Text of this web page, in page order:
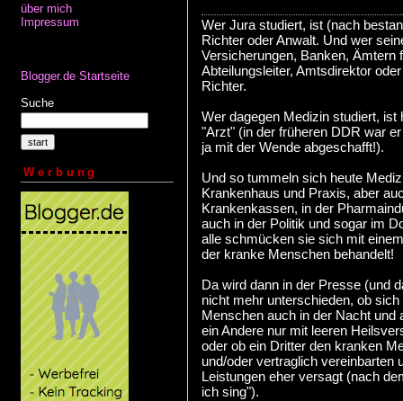
über mich
Impressum
Blogger.de Startseite
Suche
Werbung
Wer Jura studiert, ist (nach
Richter oder Anwalt. Und wer
Versicherungen, Banken, Ämtern
Abteilungsleiter, Amtsdirektor
Richter.
Wer dagegen Medizin studiert,
"Arzt" (in der früheren DDR war
ja mit der Wende abgeschafft!).
Und so tummeln sich heute
Krankenhaus und Praxis, aber
Krankenkassen, in der
auch in der Politik und sogar im
alle schmücken sie sich mit
der kranke Menschen behandelt!
Da wird dann in der Presse (und
nicht mehr unterschieden, ob
Menschen auch in der Nacht und
ein Andere nur mit leeren
oder ob ein Dritter den kranken
und/oder vertraglich vereinbarten
Leistungen eher versagt (nach
ich sing").